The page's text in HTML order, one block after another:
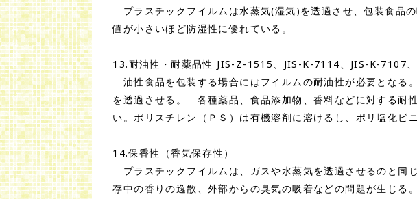
プラスチックフイルムは水蒸気(湿気)を透過させ、包装食品
値が小さいほど防湿性に優れている。
13.耐油性・耐薬品性 JIS-Z-1515、JIS-K-7114、JIS-K-7107
油性食品を包装する場合にはフイルムの耐油性が必要となる
を透過させる。 各種薬品、食品添加物、香料などに対する耐
い。ポリスチレン（ＰＳ）は有機溶剤に溶けるし、ポリ塩化ビ
14.保香性（香気保存性）
プラスチックフイルムは、ガスや水蒸気を透過させるのと同
存中の香りの逸散、外部からの臭気の吸着などの問題が生じ